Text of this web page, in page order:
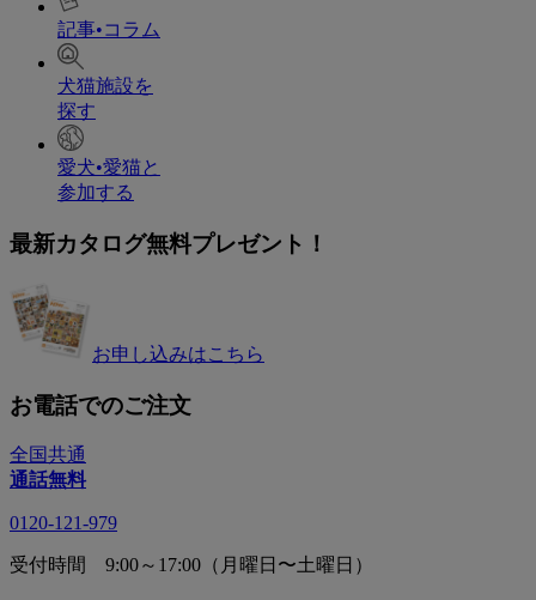
記事•コラム
犬猫施設を
探す
愛犬•愛猫と
参加する
最新カタログ無料プレゼント！
お申し込みはこちら
お電話でのご注文
全国共通
通話無料
0120-121-979
受付時間 9:00～17:00（月曜日〜土曜日）